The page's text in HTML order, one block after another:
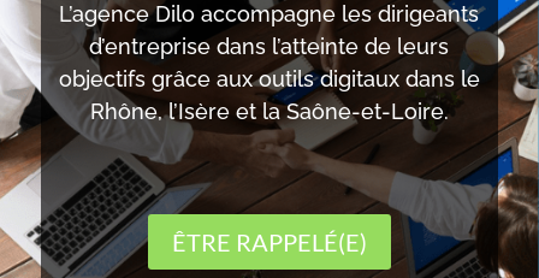
L’agence Dilo accompagne les dirigeants
d’entreprise dans l’atteinte de leurs
objectifs grâce aux outils digitaux dans le
Rhône, l’Isère et la Saône-et-Loire.
ÊTRE RAPPELÉ(E)